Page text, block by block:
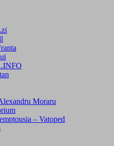
Moraru
– Vatoped